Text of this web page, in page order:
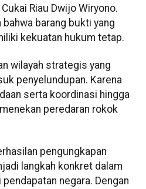
Riau Dwijo Wiryono.
barang bukti yang
kekuatan hukum tetap.
wilayah strategis yang
penyelundupan. Karena
serta koordinasi hingga
peredaran rokok
pengungkapan
langkah konkret dalam
negara. Dengan